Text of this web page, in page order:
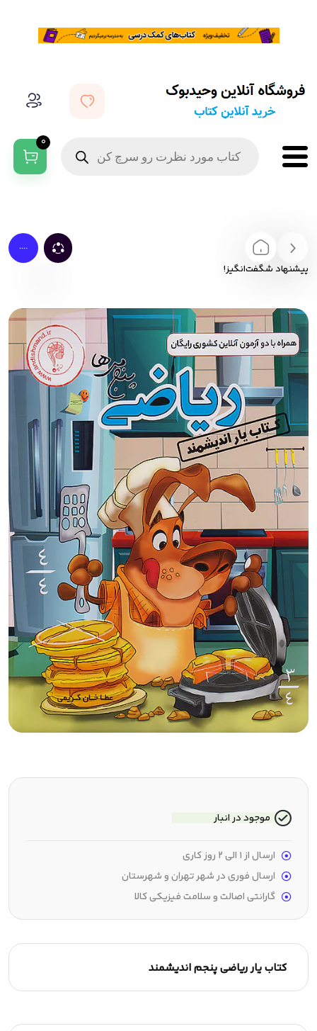
0
....
پیشنهاد شگفت‌انگیز!
کتاب یار ریاضی پنجم اندیشمند
موجود در انبار
ارسال از 1 الی 2 روز کاری
ارسال فوری در شهر تهران و شهرستان
گارانتی اصالت و سلامت فیزیکی کالا